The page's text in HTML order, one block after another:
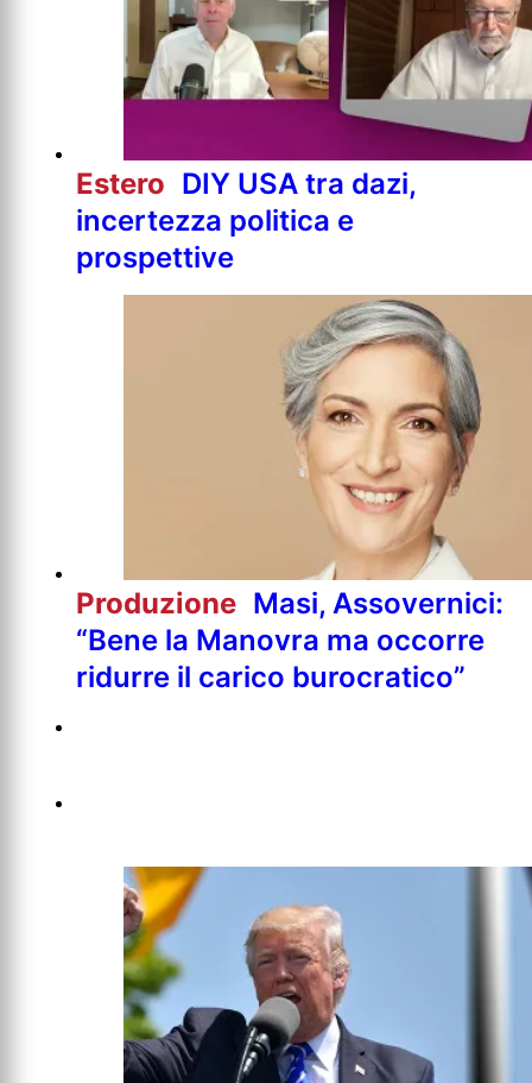
Estero DIY USA tra dazi,
incertezza politica e
prospettive
Produzione Masi, Assovernici:
“Bene la Manovra ma occorre
ridurre il carico burocratico”